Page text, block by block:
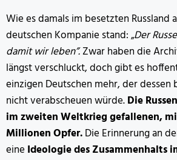
Wie es damals im besetzten Russland
deutschen Kompanie stand: „Der
damit wir leben”.Zwar haben die
längst verschluckt, doch gibt es
einzigen Deutschen mehr, der dessen
nicht verabscheuen würde.Die
im zweiten Weltkrieg gefallenen,
Millionen Opfer.Die Erinnerung an
eine Ideologie des Zusammenhalts